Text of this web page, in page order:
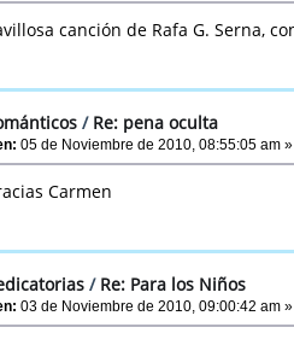
canción de Rafa G. Serna,
/ Re: pena oculta
05 de Noviembre de 2010, 08:55:05 am »
Carmen
/ Re: Para los Niños
03 de Noviembre de 2010, 09:00:42 am »